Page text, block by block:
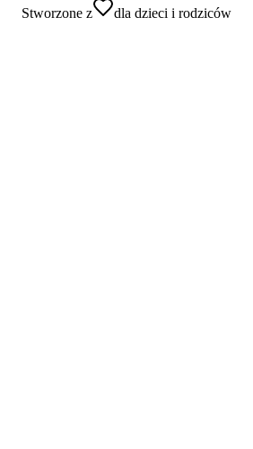
Stworzone z
dla dzieci i rodziców